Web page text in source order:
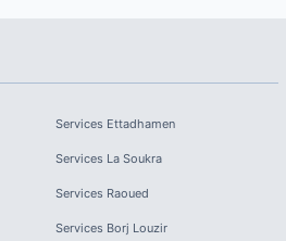
Services Ettadhamen
Services La Soukra
Services Raoued
Services Borj Louzir